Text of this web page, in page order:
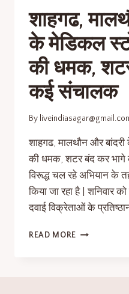
शाहगढ,
के मेडिकल
की धमक,
कई संचालक
By
शाहगढ, मालथौन और
की धमक, शटर बंद कर
विरूद्ध चल रहे अभियान के
किया जा रहा है | शनिवार
दवाई विक्रेताओं के
READ MORE